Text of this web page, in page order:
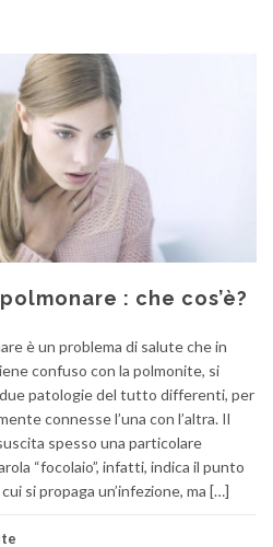
: che cos’è?
è un problema di salute che in
confuso con la polmonite, si
patologie del tutto differenti, per
connesse l’una con l’altra. Il
spesso una particolare
“focolaio”, infatti, indica il punto
si propaga un’infezione, ma […]